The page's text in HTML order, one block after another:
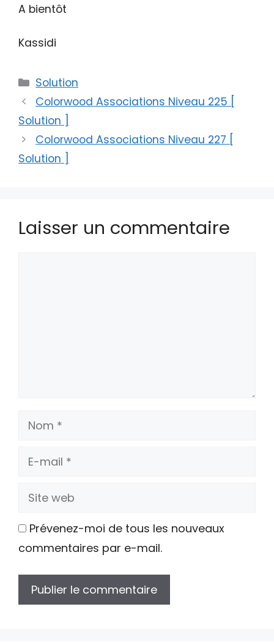
A bientôt
Kassidi
Catégories
Solution
Colorwood Associations Niveau 225 [
Solution ]
Colorwood Associations Niveau 227 [
Solution ]
Laisser un commentaire
Nom
E-
Site
Prévenez-moi de tous les nouveaux
commentaires par e-mail.